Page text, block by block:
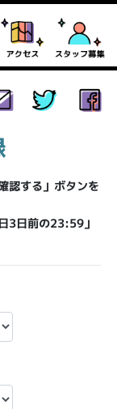
認する」ボタンを
3日前の23:59」